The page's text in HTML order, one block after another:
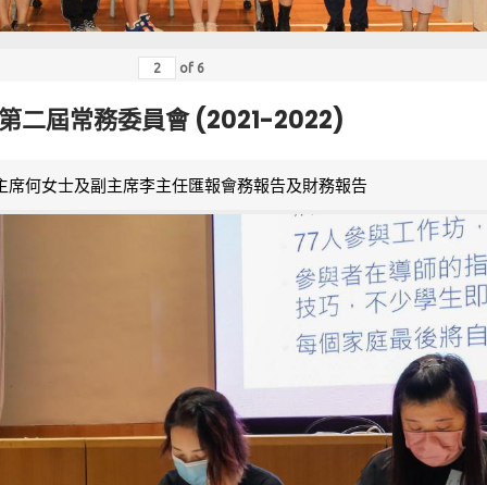
of 6
二屆常務委員會 (2021-2022)
席何女士及副主席李主任匯報會務報告及財務報告